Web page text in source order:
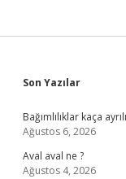
Sidebar
Son Yazılar
Bağımlılıklar kaça
Ağustos 6, 2026
Aval aval ne ?
Ağustos 4, 2026